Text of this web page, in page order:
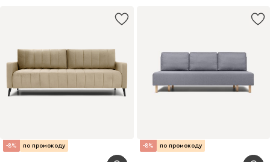
-8% по промокоду -8% по промокоду